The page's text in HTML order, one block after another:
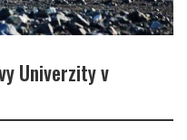
Univerzity v